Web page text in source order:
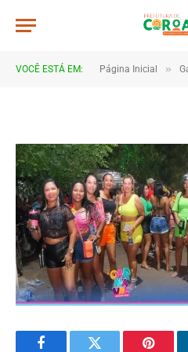
VOCÊ ESTÁ EM: Página Inicial »